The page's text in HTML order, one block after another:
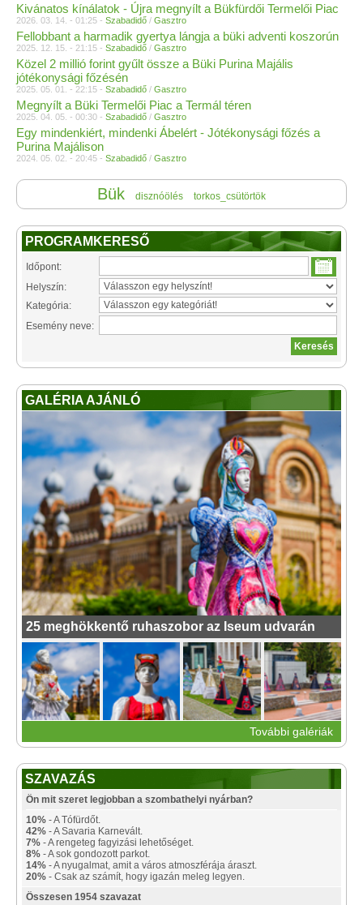
Kivánatos kínálatok - Újra megnyílt a Bükfürdői Termelői Piac
2026. 03. 14. - 01:25 - Szabadidő / Gasztro
Fellobbant a harmadik gyertya lángja a büki adventi koszorún
2025. 12. 15. - 21:15 - Szabadidő / Gasztro
Közel 2 millió forint gyűlt össze a Büki Purina Majális
jótékonysági főzésén
2025. 05. 01. - 22:15 - Szabadidő / Gasztro
Megnyílt a Büki Termelői Piac a Termál téren
2025. 04. 05. - 00:30 - Szabadidő / Gasztro
Egy mindenkiért, mindenki Ábelért - Jótékonysági főzés a
Purina Majálison
2024. 05. 02. - 20:45 - Szabadidő / Gasztro
Bük disznóölés torkos_csütörtök
PROGRAMKERESŐ
Időpont:
Helyszín:
Kategória:
Esemény neve:
GALÉRIA AJÁNLÓ
25 meghökkentő ruhaszobor az Iseum udvarán
További galériák
SZAVAZÁS
Ön mit szeret legjobban a szombathelyi nyárban?
10% - A Tófürdőt.
42% - A Savaria Karnevált.
7% - A rengeteg fagyizási lehetőséget.
8% - A sok gondozott parkot.
14% - A nyugalmat, amit a város atmoszférája áraszt.
20% - Csak az számít, hogy igazán meleg legyen.
Összesen 1954 szavazat